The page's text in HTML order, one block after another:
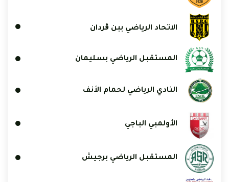
الاتحاد الرياضي ببن ڨردان
المستقبل الرياضي بسليمان
النادي الرياضي لحمام الأنف
الأولمبي الباجي
المستقبل الرياضي برجيش